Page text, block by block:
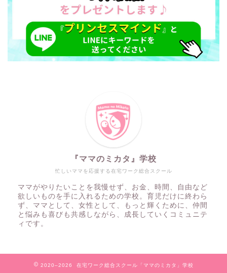
忙しいママを応援する在宅ワーク総合スクール
『ママのミカタ』学校
ママがやりたいことを我慢せず、お金、時間、自由など
欲しいものを手に入れるための学校。育児だけに終わら
ず、ママとして、女性として、もっと輝くために、仲間
と悩みも喜びも共感しながら、成長していくコミュニテ
ィです。
2020–2026 在宅ワーク総合スクール「ママのミカタ」学校